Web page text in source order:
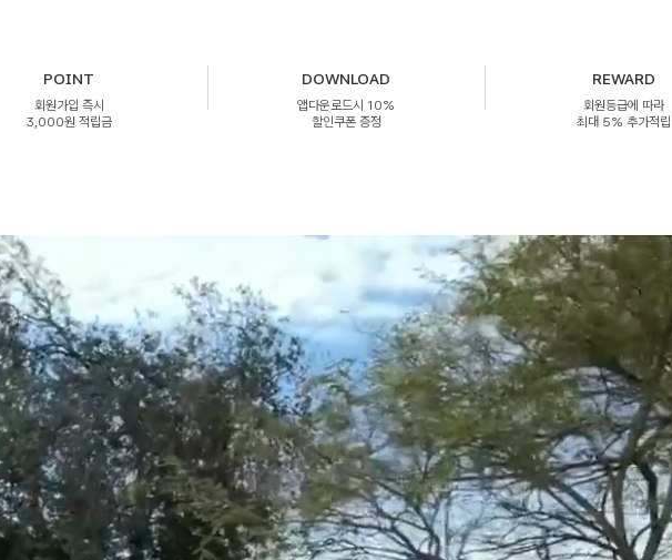
POINT
회원가입 즉시
3,000원 적립금
DOWNLOAD
앱다운로드시 10%
할인쿠폰 증정
REWARD
회원등급에 따라
최대 5% 추가적립